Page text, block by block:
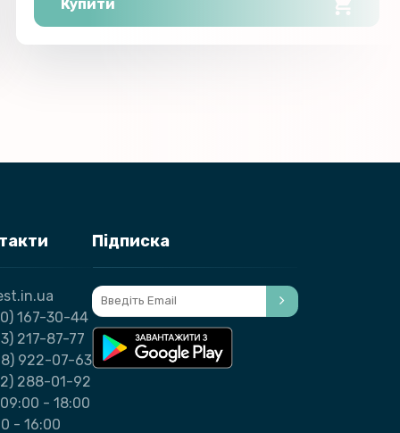
Купити
167-30-44
217-87-77
922-07-63
288-01-92
- 18:00
- 16:00
Підписка